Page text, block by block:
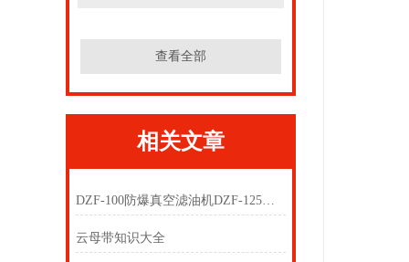
查看全部
相关文章
DZF-100防爆真空滤油机DZF-125防爆真空滤油机
云母带知识大全